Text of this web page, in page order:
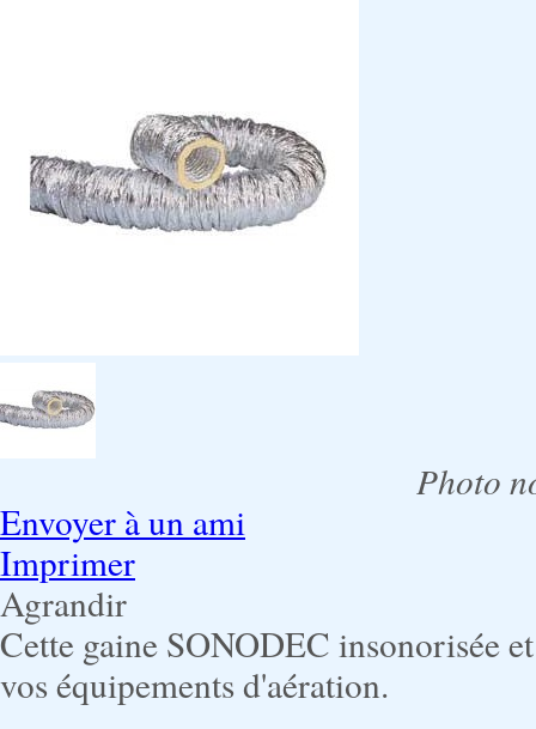
Photo
Envoyer à un ami
Imprimer
Agrandir
Cette gaine SONODEC insonorisée
vos équipements d'aération.